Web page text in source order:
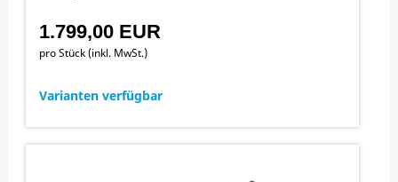
1.799,00 EUR
pro Stück (inkl. MwSt.)
Varianten verfügbar